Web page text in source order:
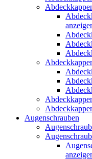
Augenschrauben